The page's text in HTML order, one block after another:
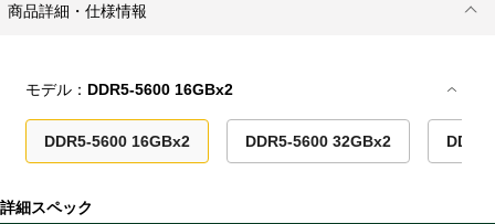
商品詳細・仕様情報
モデル： DDR5-5600 16GBx2
DDR5-5600 16GBx2 DDR5-5600 32GBx2
詳細スペック